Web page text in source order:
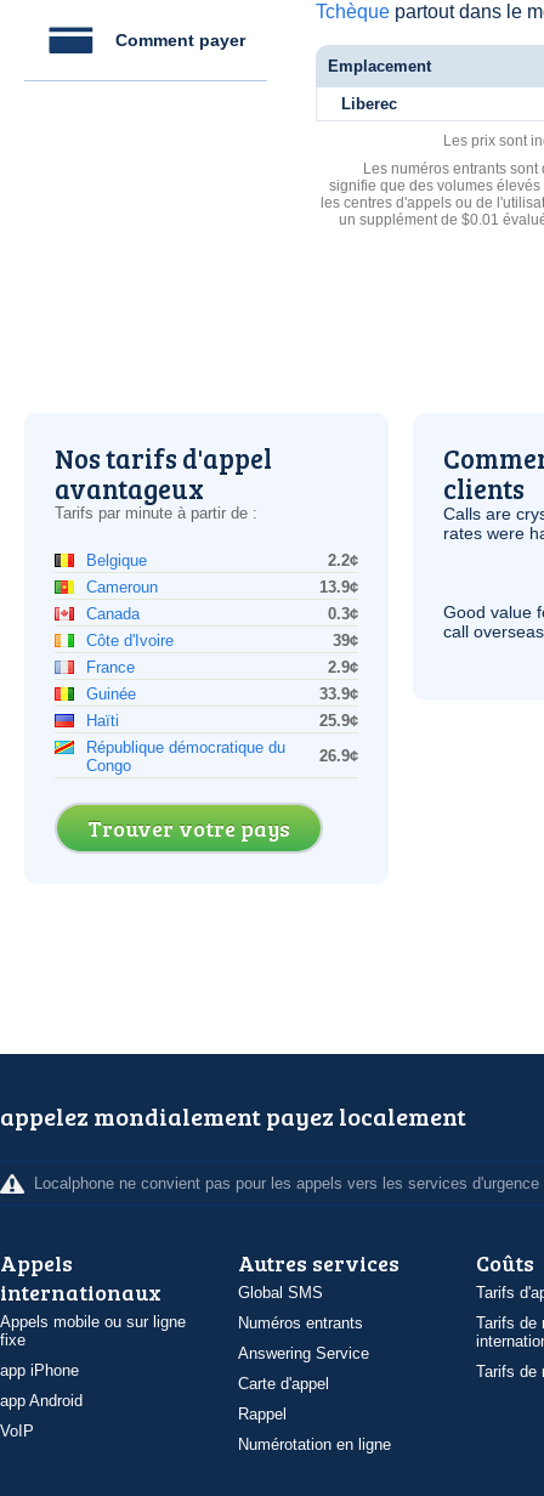
Comment payer
Tchèque partout dans le
Emplacement
Liberec
Les prix sont
Les numéros entrants
signifie que des volumes
les centres d'appels ou de
un supplément de $0.01
Nos tarifs d'appel
avantageux
Tarifs par minute à partir de :
Belgique
2.2¢
Cameroun
13.9¢
Canada
0.3¢
Côte d'Ivoire
39¢
France
2.9¢
Guinée
33.9¢
Haïti
25.9¢
République démocratique du
Congo
26.9¢
Trouver votre pays
clients
Calls are
rates were
Good value
call
appelez mondialement payez localement
Localphone ne convient pas pour les appels vers les services d'urgence
Appels
internationaux
Appels mobile ou sur ligne
fixe
app iPhone
app Android
VoIP
Autres services
Global SMS
Numéros entrants
Answering Service
Carte d'appel
Rappel
Numérotation en ligne
Coûts
Tarifs
Tarifs de
Tarifs de